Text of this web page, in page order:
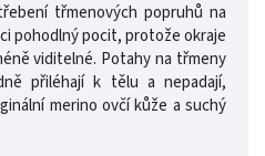
třmenových popruhů na
pohodlný pocit, protože okraje
viditelné. Potahy na třmeny
přiléhají k tělu a nepadají,
merino ovčí kůže a suchý